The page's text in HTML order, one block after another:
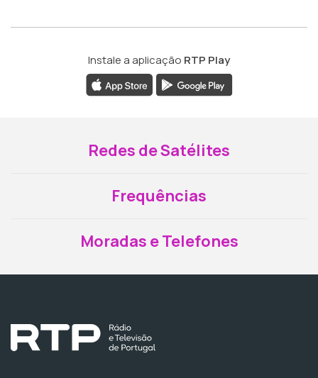
Instale a aplicação RTP Play
Redes de Satélites
Frequências
Moradas e Telefones